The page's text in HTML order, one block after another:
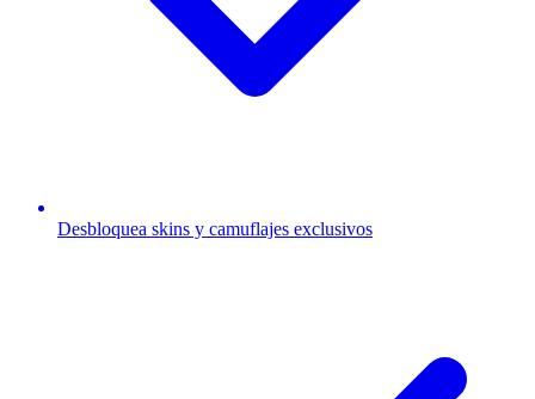
Desbloquea skins y camuflajes exclusivos